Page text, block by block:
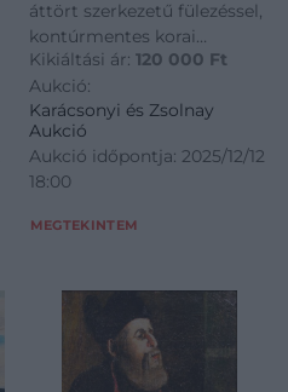
áttört szerkezetű fülezéssel,
kontúrmentes korai
díszfestéssel, 1885-1895
Kikiáltási ár: 120 000 Ft
Aukció:
Karácsonyi és Zsolnay
Aukció
Aukció időpontja: 2025/12/12
18:00
MEGTEKINTEM